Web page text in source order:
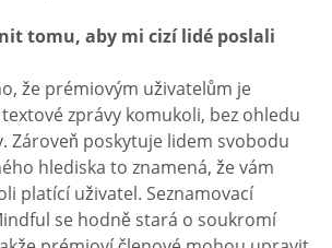
tomu, aby mi cizí lidé poslali
že prémiovým uživatelům je
zprávy komukoli, bez ohledu
Zároveň poskytuje lidem svobodu
hlediska to znamená, že vám
platící uživatel. Seznamovací
se hodně stará o soukromí